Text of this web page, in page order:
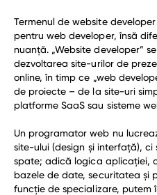
Garantia de
angajare
Termenul de website
pentru web developer, însă
nuanță. „Website developer”
dezvoltarea site-urilor de
online, în timp ce „web
de proiecte – de la site-uri
platforme SaaS sau sisteme
Un programator web nu
site-ului (design și interfață),
spate; adică logica aplicației,
bazele de date, securitatea și
funcție de specializare, putem